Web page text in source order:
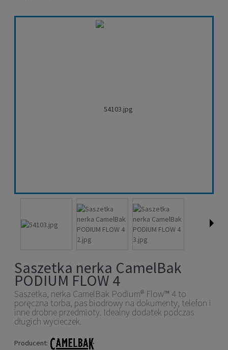
Saszetka nerka CamelBak
PODIUM FLOW 4
Saszetka, nerka CamelBak Podium® Flow™ 4 to
poręczna torba, pas biodrowy na dokumenty, telefon i
inne drobne przedmioty. Idealny dodatek podczas
długich wycieczek.
Producent: